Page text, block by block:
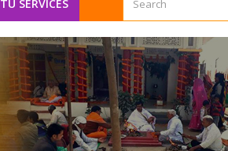
SERVICES